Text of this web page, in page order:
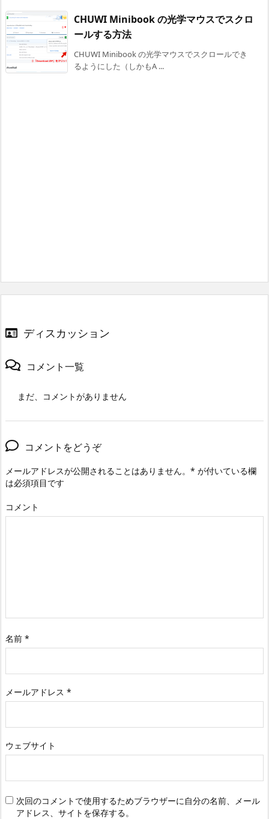
CHUWI Minibook の光学マウスでスクロ
ールする方法
CHUWI Minibook の光学マウスでスクロールでき
るようにした（しかもA ...
ディスカッション
コメント一覧
まだ、コメントがありません
コメントをどうぞ
メールアドレスが公開されることはありません。 * が付いている欄
は必須項目です
コメント
名前 *
メールアドレス *
ウェブサイト
次回のコメントで使用するためブラウザーに自分の名前、メール
アドレス、サイトを保存する。